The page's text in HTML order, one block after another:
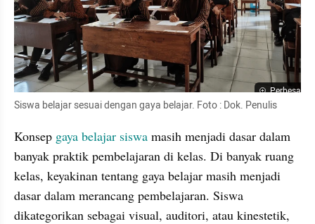
Perbesar
Siswa belajar sesuai dengan gaya belajar. Foto : Dok. Penulis
Konsep gaya belajar siswa masih menjadi dasar dalam
banyak praktik pembelajaran di kelas. Di banyak ruang
kelas, keyakinan tentang gaya belajar masih menjadi
dasar dalam merancang pembelajaran. Siswa
dikategorikan sebagai visual, auditori, atau kinestetik,